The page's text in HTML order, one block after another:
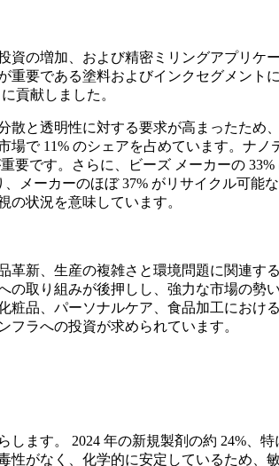
の増加、および精密ミリングアプリケ
要である塗料およびインクセグメント
貢献しました。
と透明性に対する要求が高まったため
で 11% のシェアを占めています。ナ
です。さらに、ビーズ メーカーの
メーカーのほぼ 37% がリサイクル可能
の状況を意味しています。
新、生産の複雑さと環境問題に関連す
取り組みが後押しし、強力な市場の勢
品、パーソナルケア、食品加工におけ
ラへの投資が求められています。
ます。 2024 年の新規製剤の約 24%、
がなく、化学的に安定しているため、